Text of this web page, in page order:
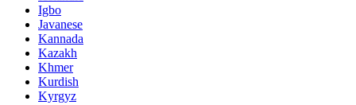
Igbo
Javanese
Kannada
Kazakh
Khmer
Kurdish
Kyrgyz